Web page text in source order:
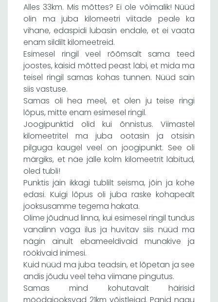
Alles 33km. Mis mõttes? Ei ole võimalik! Nüüd
olin ma juba kilomeetri viitade peale ka
vihane, edaspidi lubasin endale, et ei vaata
enam sildilt kilomeetreid.
Esimesel ringil veel rõõmsalt sama teed
joostes, käisid mõtted peast läbi, et mida ma
teisel ringil samas kohas tunnen. Nüüd sain
siis vastuse.
Samas oli hea meel, et olen ju teise ringi
lõpus, mitte enam esimesel ringil.
Joogipunktid olid kui õnnistus. Viimastel
kilomeetritel ma juba ootasin ja otsisin
pilguga kaugel veel on joogipunkt. See oli
märgiks, et näe jälle kolm kilomeetrit läbitud,
oled tubli!
Punktis jäin ikkagi tublilt seisma, jõin ja kohe
edasi. Kuigi lõpus oli juba raske kohapealt
jooksusamme tegema hakata.
Olime jõudnud linna, kui esimesel ringil tundus
vanalinn väga ilus ja huvitav siis nüüd ma
nägin ainult ebameeldivaid munakive ja
röökivaid inimesi.
Kuid nüüd ma juba teadsin, et lõpetan ja see
andis jõudu veel teha viimane pingutus.
Samas mind kohutavalt häirisid